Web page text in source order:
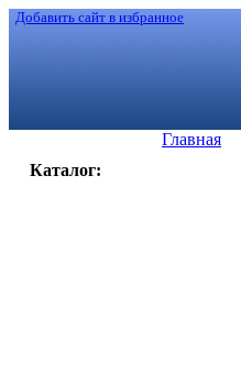
Добавить сайт в избранное
Главная
Каталог: